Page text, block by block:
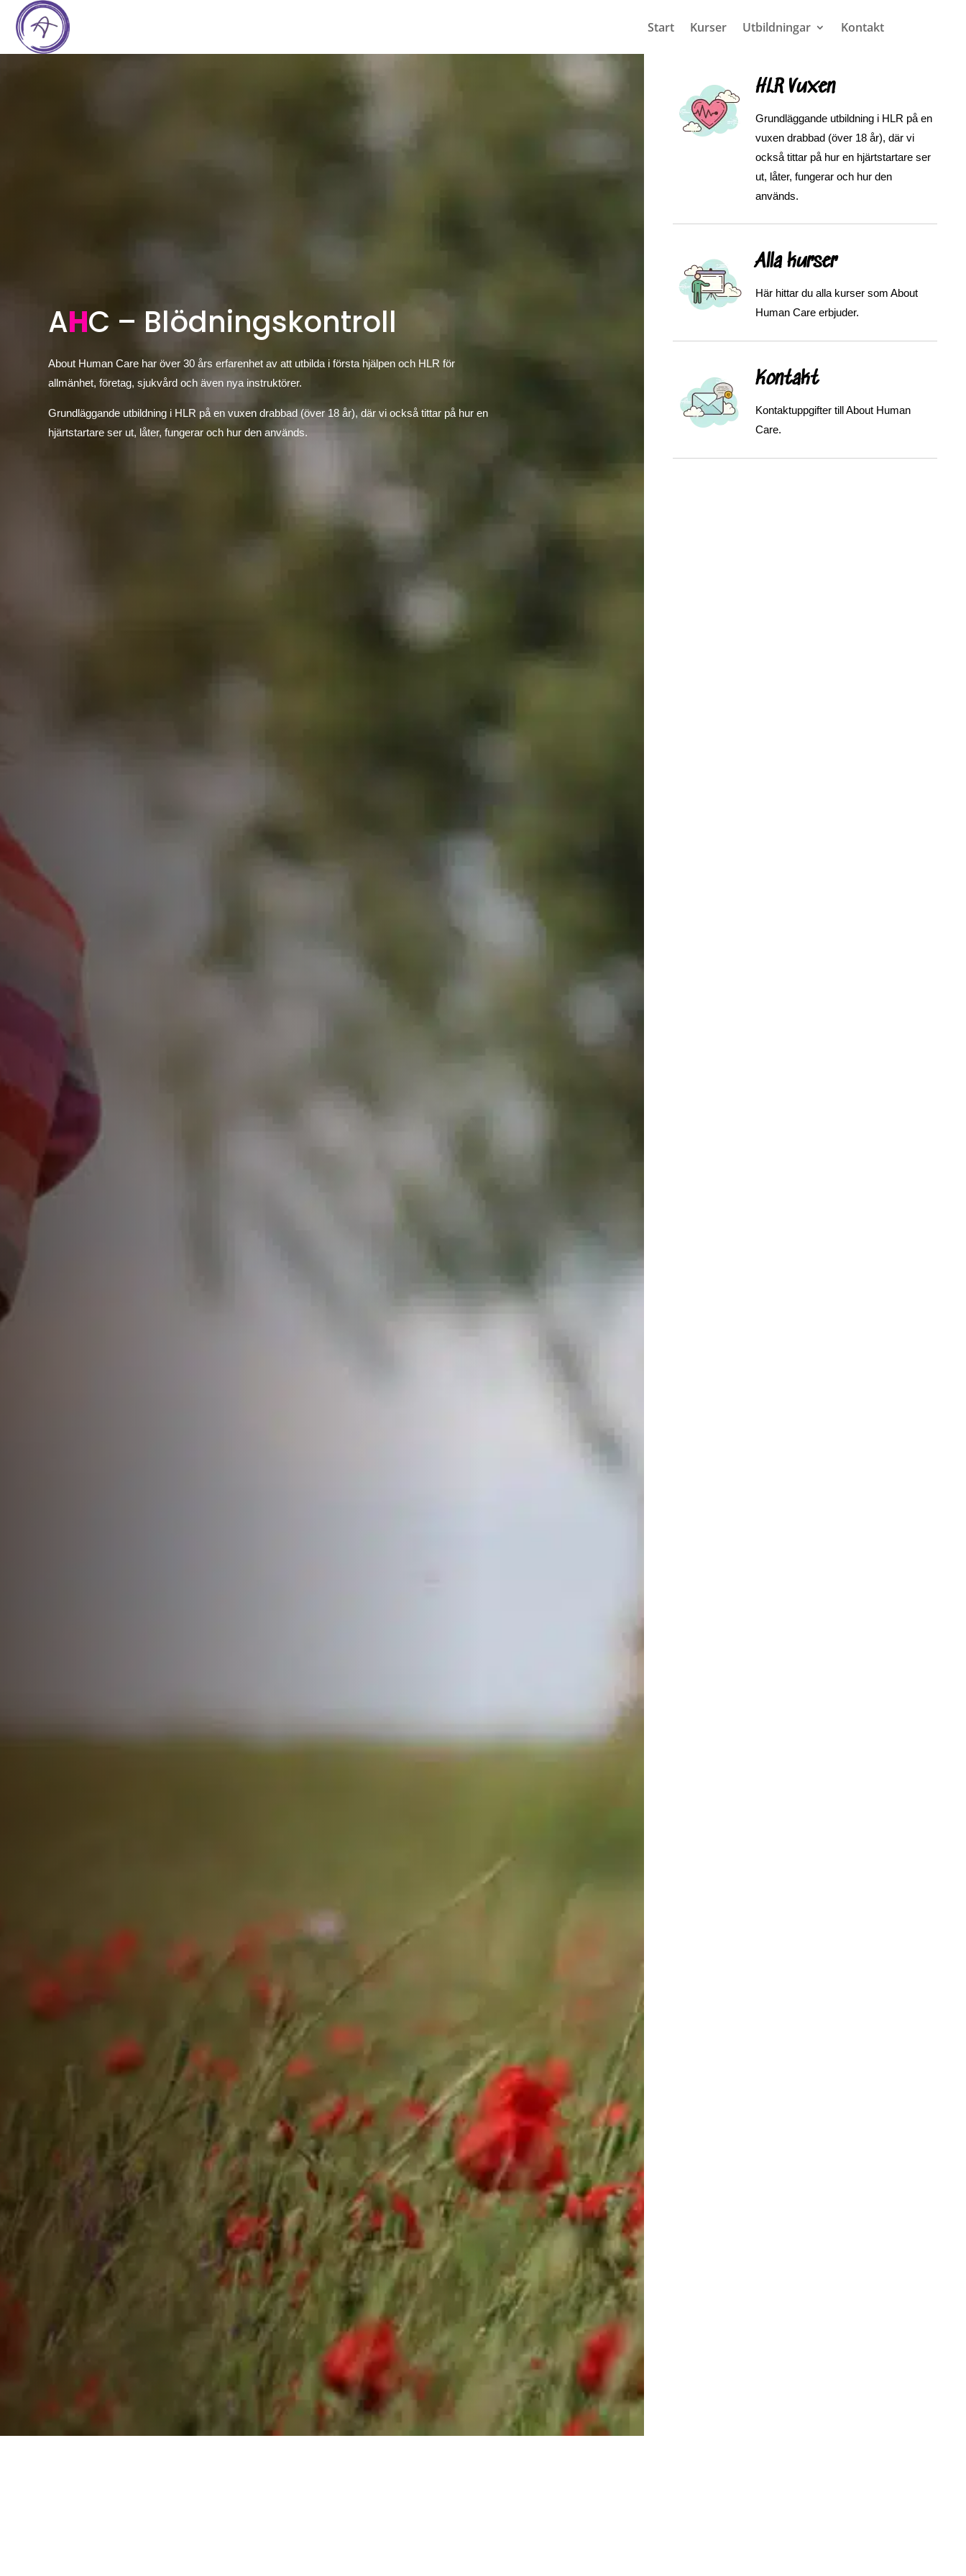
Start Kurser Utbildningar Kontakt
AHC – Blödningskontroll
About Human Care har över 30 års erfarenhet av att utbilda i första hjälpen och HLR för
allmänhet, företag, sjukvård och även nya instruktörer.
Grundläggande utbildning i HLR på en vuxen drabbad (över 18 år), där vi också tittar på hur en
hjärtstartare ser ut, låter, fungerar och hur den används.
HLR Vuxen
Grundläggande utbildning i HLR på en
vuxen drabbad (över 18 år), där vi
också tittar på hur en hjärtstartare ser
ut, låter, fungerar och hur den
används.
Alla kurser
Här hittar du alla kurser som About
Human Care erbjuder.
Kontakt
Kontaktuppgifter till About Human
Care.